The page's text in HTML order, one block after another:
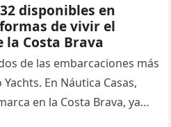
disponibles en
de vivir el
la Costa Brava
de las embarcaciones más
En Náutica Casas,
en la Costa Brava, ya…